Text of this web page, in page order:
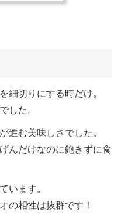
細切りにする時だけ。
した。
進む美味しさでした。
んだけなのに飽きずに食
います。
の相性は抜群です！